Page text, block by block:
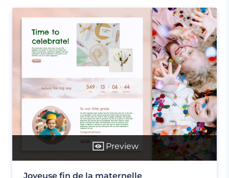
Preview
Joyeuse fin de la maternelle